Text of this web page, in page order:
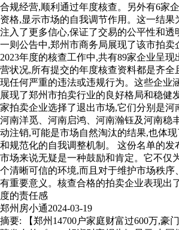
合规经营,顺利通过年度核查。另外有6家
资格,显示市场的自我调节作用。这一结果
注入了更多信心,保证了交易的公平性和透
一则公告中,郑州市商务局展现了该市拍卖
2023年度的核查工作中,共有89家企业呈
营状况,所有提交的年度核查资料都是齐全
现任何严重的违法或违规行为。这些企业
展现了郑州市拍卖行业的良好格局和稳健
家拍卖企业选择了退出市场,它们分别是河
河南洋觅、河南启鸿、河南瀚钰及河南稳
动注销,可能是市场自然淘汰的结果,也体
和规范化的自我调整机制。 这份名单的发
市场来说无疑是一种鼓励和肯定。它不仅
个清晰可信的环境,而且对于维护市场秩序
有重要意义。核查合格的拍卖企业表现出
度的责任感
郑州房小通2024-03-19
摘要: 【郑州14700户家庭财富过600万,豪